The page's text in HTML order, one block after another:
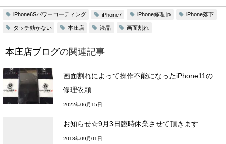
iPhone6Sパワーコーティング iPhone7 iPhone修理.jp iPhone落下
タッチ効かない 本庄店 液晶 画面割れ
本庄店ブログの関連記事
画面割れによって操作不能になったiPhone11の
修理依頼
2022年06月15日
お知らせ☆9月3日臨時休業させて頂きます
2018年09月01日